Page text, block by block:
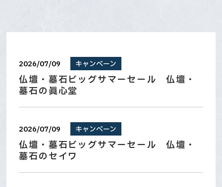
想いを形にするお墓づくり
安心のお墓じまい・修繕リフォーム
お墓に文字を刻む大切な想い
遺品整理
ご先祖さまを想う仏壇・仏具
神さまをお迎えする神壇と神具
2026/07/09 キャンペーン
仏壇・墓石ビッグサマーセール 仏壇・
墓石の眞心堂
2026/07/09 キャンペーン
仏壇・墓石ビッグサマーセール 仏壇・
墓石のセイワ